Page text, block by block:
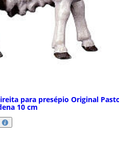
para presépio Original
10 cm